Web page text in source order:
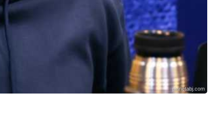
planetabj.com